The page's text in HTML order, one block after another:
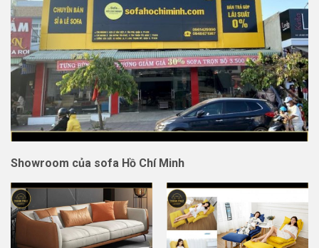
Showroom của sofa Hồ Chí Minh